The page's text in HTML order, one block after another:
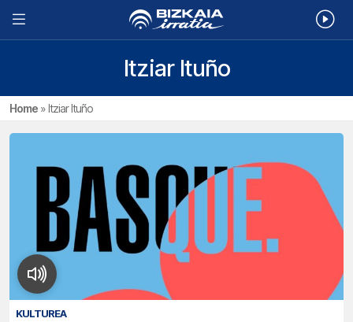
Itziar Ituño
Home »Itziar Ituño
KULTUREA